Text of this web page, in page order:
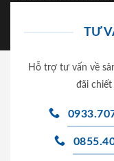
TƯ
Hỗ trợ tư vấn về
đãi